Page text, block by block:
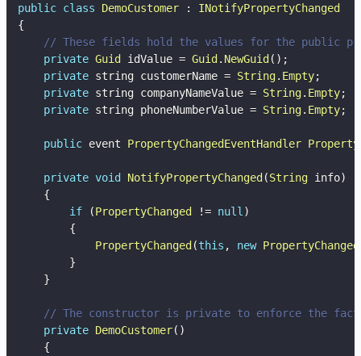
public class DemoCustomer :
INotifyPropertyChanged
{
// These fields hold the values for the public
private Guid idValue = Guid . NewGuid ( ) ;
private string customerName = String. Empty;
private string companyNameValue = String. Empty;
private string phoneNumberValue = String. Empty;
public event PropertyChangedEventHandler
private void NotifyPropertyChanged (String info)
{
if
(PropertyChanged != null )
{
PropertyChanged (this , new
}
}
// The constructor is private to enforce the
private DemoCustomer( )
{